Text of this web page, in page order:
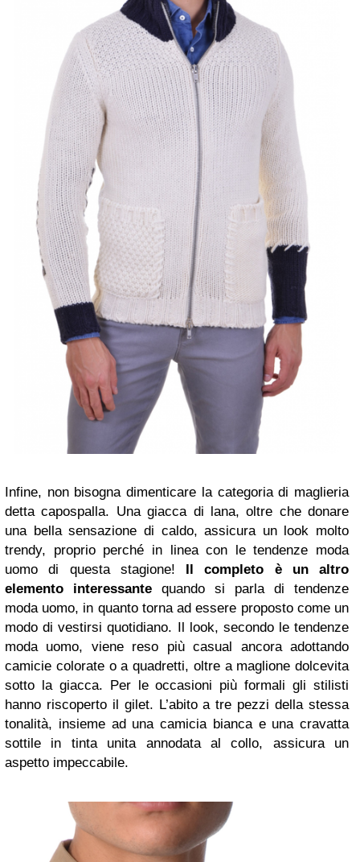
Infine, non bisogna dimenticare la categoria di maglieria
detta capospalla. Una giacca di lana, oltre che donare
una bella sensazione di caldo, assicura un look molto
trendy, proprio perché in linea con le tendenze moda
uomo di questa stagione!
Il completo è un altro
elemento interessante quando si parla di tendenze
moda uomo, in quanto torna ad essere proposto come un
modo di vestirsi quotidiano. Il look, secondo le tendenze
moda uomo, viene reso più casual ancora adottando
camicie colorate o a quadretti, oltre a maglione dolcevita
sotto la giacca. Per le occasioni più formali gli stilisti
hanno riscoperto il gilet. L’abito a tre pezzi della stessa
tonalità, insieme ad una camicia bianca e una cravatta
sottile in tinta unita annodata al collo, assicura un
aspetto impeccabile.